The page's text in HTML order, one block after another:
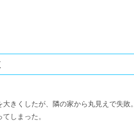
大きくしたが、隣の家から丸見えで失敗。
しまった。